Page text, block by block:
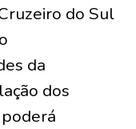
do Sul
da
dos